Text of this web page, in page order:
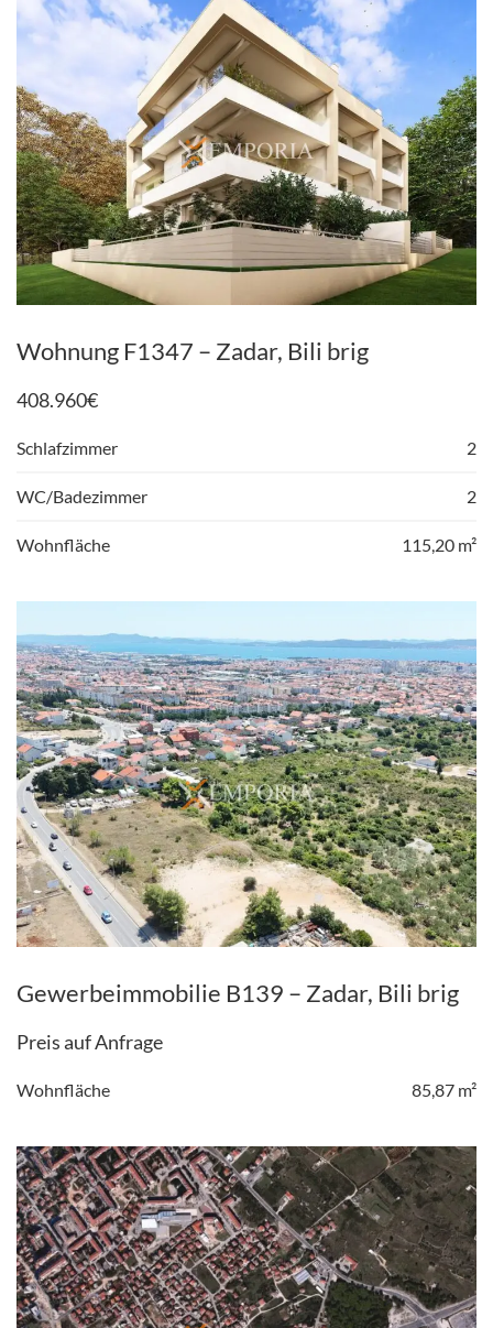
Wohnung F1347 – Zadar, Bili brig
408.960€
Schlafzimmer 2
WC/Badezimmer 2
Wohnfläche 115,20 m²
Gewerbeimmobilie B139 – Zadar, Bili brig
Preis auf Anfrage
Wohnfläche 85,87 m²